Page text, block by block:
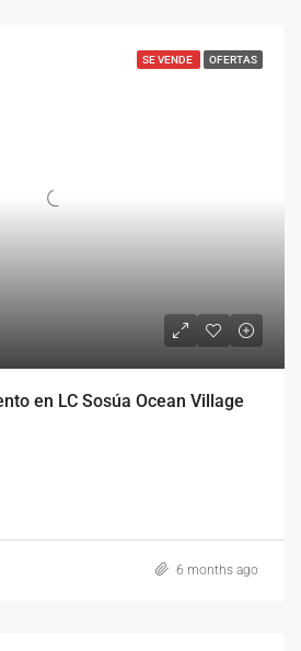
SE VENDE OFERTAS
en LC Sosúa Ocean Village
6 months ago